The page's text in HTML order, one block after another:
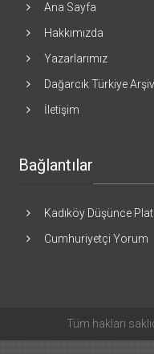
Ana Sayfa
Hakkımızda
Yazarlarımız
Dağarcık Türkiye
İletişim
Bağlantılar
Kadıköy Düşünce
Cumhuriyetçi Yorum
Tüm hakları